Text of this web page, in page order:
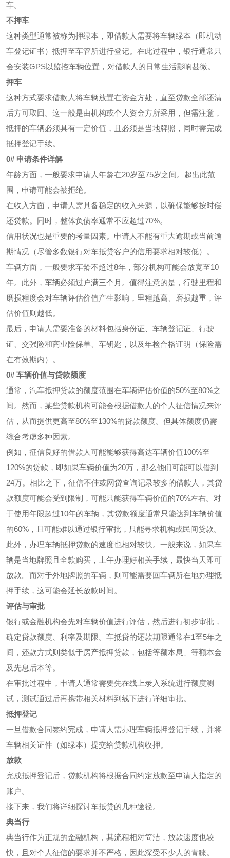
车。
不押车
这种类型通常被称为押绿本，即借款人需要将车辆绿本（即机动
车登记证书）抵押至车管所进行登记。在此过程中，银行通常只
会安装GPS以监控车辆位置，对借款人的日常生活影响甚微。
押车
这种方式要求借款人将车辆放置在资金方处，直至贷款全部还清
后方可取回。这一般是由机构或个人资金方所采用，但需注意，
抵押的车辆必须具有一定价值，且必须是当地牌照，同时需完成
抵押登记手续。
0# 申请条件详解
年龄方面，一般要求申请人年龄在20岁至75岁之间。超出此范
围，申请可能会被拒绝。
在收入方面，申请人需具备稳定的收入来源，以确保能够按时偿
还贷款。同时，整体负债率通常不应超过70%。
信用状况也是重要的考量因素。申请人不能有重大逾期或当前逾
期情况（尽管多数银行对车抵贷客户的信用要求相对较低）。
车辆方面，一般要求车龄不超过8年，部分机构可能会放宽至10
年。此外，车辆必须过户满三个月。值得注意的是，行驶里程和
磨损程度会对车辆评估价值产生影响，里程越高、磨损越重，评
估价值则越低。
最后，申请人需要准备的材料包括身份证、车辆登记证、行驶
证、交强险和商业险保单、车钥匙，以及年检合格证明（保险需
在有效期内）。
0# 车辆价值与贷款额度
通常，汽车抵押贷款的额度范围在车辆评估价值的50%至80%之
间。然而，某些贷款机构可能会根据借款人的个人征信情况来评
估，从而提供更高至80%至130%的贷款额度。但具体额度仍需
综合考虑多种因素。
例如，征信良好的借款人可能能够获得高达车辆价值100%至
120%的贷款，即如果车辆价值为20万，那么他们可能可以借到
24万。相比之下，征信不佳或网贷查询记录较多的借款人，其贷
款额度可能会受到限制，可能只能获得车辆价值的70%左右。对
于使用年限超过10年的车辆，其贷款额度通常只能达到车辆价值
的60%，且可能难以通过银行审批，只能寻求机构或民间贷款。
此外，办理车辆抵押贷款的速度也相对较快。一般来说，如果车
辆是当地牌照且全款购买，上午办理好相关手续，最快当天即可
放款。而对于外地牌照的车辆，则可能需要回车辆所在地办理抵
押手续，这可能会延长放款时间。
评估与审批
银行或金融机构会先对车辆价值进行评估，然后进行初步审批，
确定贷款额度、利率及期限。车抵贷的还款期限通常在1至5年之
间，还款方式则类似于房产抵押贷款，包括等额本息、等额本金
及先息后本等。
在审批过程中，申请人通常需要先在线上录入系统进行额度测
试，测试通过后再携带相关材料到线下进行详细审批。
抵押登记
一旦借款合同签约完成，申请人需办理车辆抵押登记手续，并将
车辆相关证件（如绿本）提交给贷款机构收押。
放款
完成抵押登记后，贷款机构将根据合同约定放款至申请人指定的
账户。
接下来，我们将详细探讨车抵贷的几种途径。
典当行
典当行作为正规的金融机构，其流程相对简洁，放款速度也较
快，且对个人征信的要求并不严格，因此深受不少人的青睐。